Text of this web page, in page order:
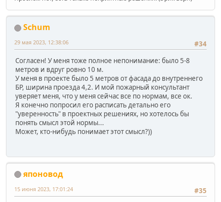
Schum
#34
29 мая 2023, 12:38:06
Согласен! У меня тоже полное непонимание: было 5-8
метров и вдруг ровно 10 м.
У меня в проекте было 5 метров от фасада до внутреннего
БР, ширина проезда 4,2. И мой пожарный консультант
уверяет меня, что у меня сейчас все по нормам, все ок.
Я конечно попросил его расписать детально его
"уверенность" в проектных решениях, но хотелось бы
понять смысл этой нормы...
Может, кто-нибудь понимает этот смысл?))
японовод
#35
15 июня 2023, 17:01:24